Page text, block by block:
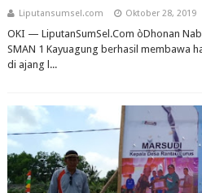
Liputansumsel.com Oktober 28, 2019
OKI — LiputanSumSel.Com òDhonan
SMAN 1 Kayuagung berhasil membawa
di ajang l...